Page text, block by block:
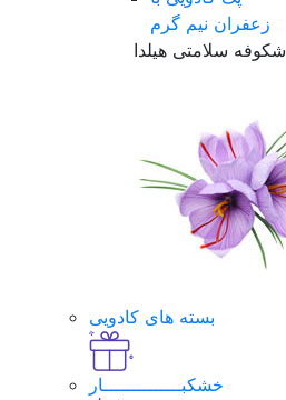
زعفران نیم گرم
شکوفه سلامتی هیلدا
بسته های کادویی
خشکبــــــــــــــار